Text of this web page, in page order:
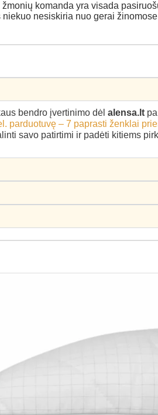
komanda yra visada
nesiskiria nuo gerai
bendro įvertinimo dėl alensa.lt
parduotuvę – 7 paprasti ženklai
savo patirtimi ir padėti kitiems